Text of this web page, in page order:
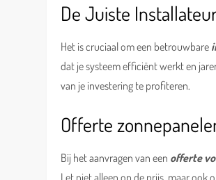
De Juiste
Het is cruciaal om een betrouwbare
dat je systeem efficiënt werkt en
van je investering te profiteren.
Offerte
Bij het aanvragen van een offerte
Let niet alleen op de prijs, maar ook